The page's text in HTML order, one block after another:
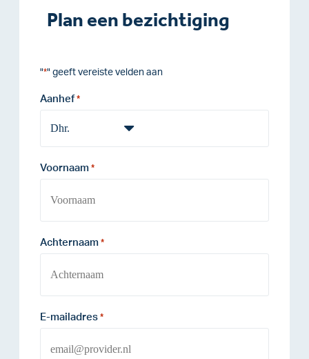
Plan een bezichtiging
"*" geeft vereiste velden aan
Aanhef *
Voornaam *
Achternaam *
E-mailadres *